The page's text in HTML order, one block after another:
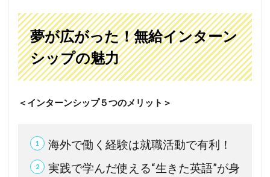
夢が広がった！無給インターン
シップの魅力
＜インターンシップ５つのメリット＞
海外で働く経験は就職活動で有利！
実践で学んだ使える“生きた英語”が身